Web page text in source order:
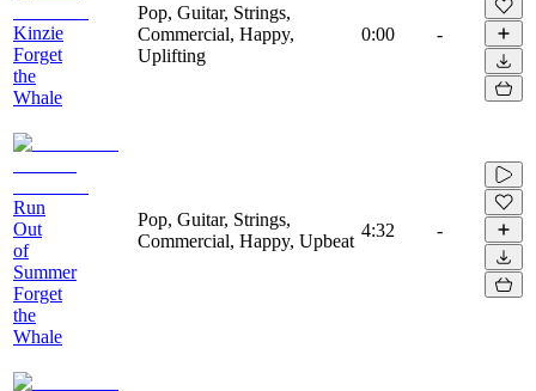
Kinzie
Forget
the
Whale
Pop, Guitar, Strings,
Commercial, Happy,
Uplifting
0:00 -
Run
Out
of
Summer
Forget
the
Whale
Pop, Guitar, Strings,
Commercial, Happy, Upbeat
4:32 -